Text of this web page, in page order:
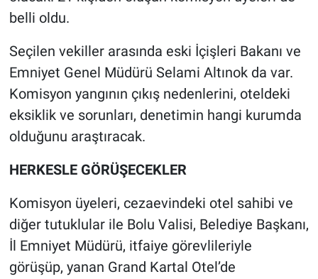
belli oldu.
Seçilen vekiller arasında eski İçişleri Bakanı ve
Emniyet Genel Müdürü Selami Altınok da var.
Komisyon yangının çıkış nedenlerini, oteldeki
eksiklik ve sorunları, denetimin hangi kurumda
olduğunu araştıracak.
HERKESLE GÖRÜŞECEKLER
Komisyon üyeleri, cezaevindeki otel sahibi ve
diğer tutuklular ile Bolu Valisi, Belediye Başkanı,
İl Emniyet Müdürü, itfaiye görevlileriyle
görüşüp, yanan Grand Kartal Otel’de
Koronavirüs
Ne demişti
Nedir
Sağlık
Spor